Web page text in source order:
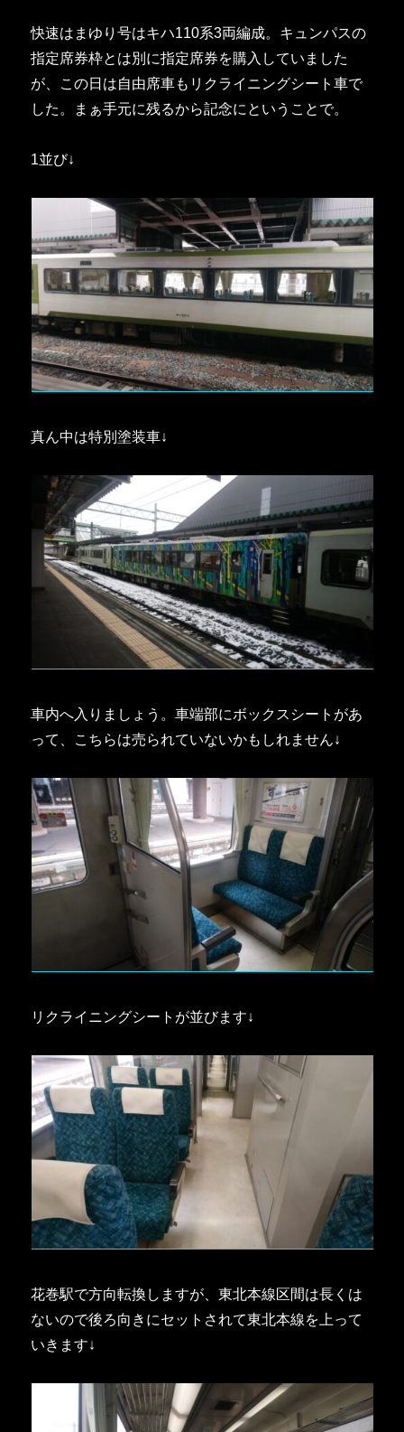
快速はまゆり号はキハ110系3両編成。キュンパスの
指定席券枠とは別に指定席券を購入していました
が、この日は自由席車もリクライニングシート車で
した。まぁ手元に残るから記念にということで。
1並び↓
真ん中は特別塗装車↓
車内へ入りましょう。車端部にボックスシートがあ
って、こちらは売られていないかもしれません↓
リクライニングシートが並びます↓
花巻駅で方向転換しますが、東北本線区間は長くは
ないので後ろ向きにセットされて東北本線を上って
いきます↓